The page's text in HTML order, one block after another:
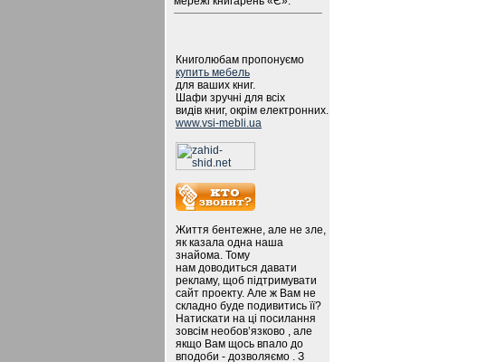
Книголюбам пропонуємо
купить мебель
для ваших книг.
Шафи зручні для всіх
видів книг, окрім електронних.
www.vsi-mebli.ua
Життя бентежне, але не зле,
як казала одна наша
знайома. Тому
нам доводиться давати
рекламу, щоб підтримувати
сайт проекту. Але ж Вам не
складно буде подивитись її?
Натискати на ці посилання
зовсім необов’язково , але
якщо Вам щось впало до
вподоби - дозволяємо . З